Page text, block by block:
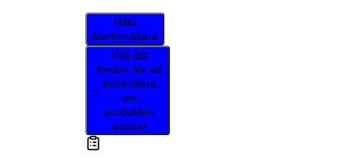
Hitta
återförsäljare
Välj ditt
fordon för att
kontrollera
om
produkten
passar